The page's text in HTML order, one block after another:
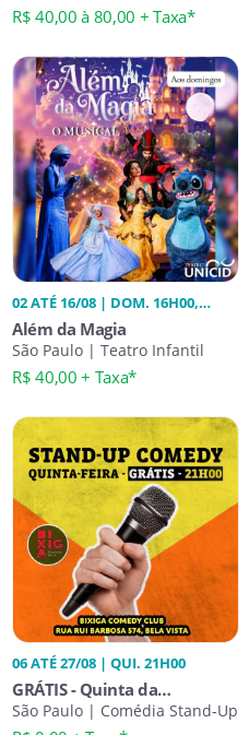
R$ 40,00 à 80,00 + Taxa*
02 ATÉ 16/08 | DOM. 16H00,
17H00
Além da Magia
São Paulo | Teatro Infantil
R$ 40,00 + Taxa*
06 ATÉ 27/08 | QUI. 21H00
GRÁTIS - Quinta da
Gargalhada 21h00 Stand Up
São Paulo | Comédia Stand-Up